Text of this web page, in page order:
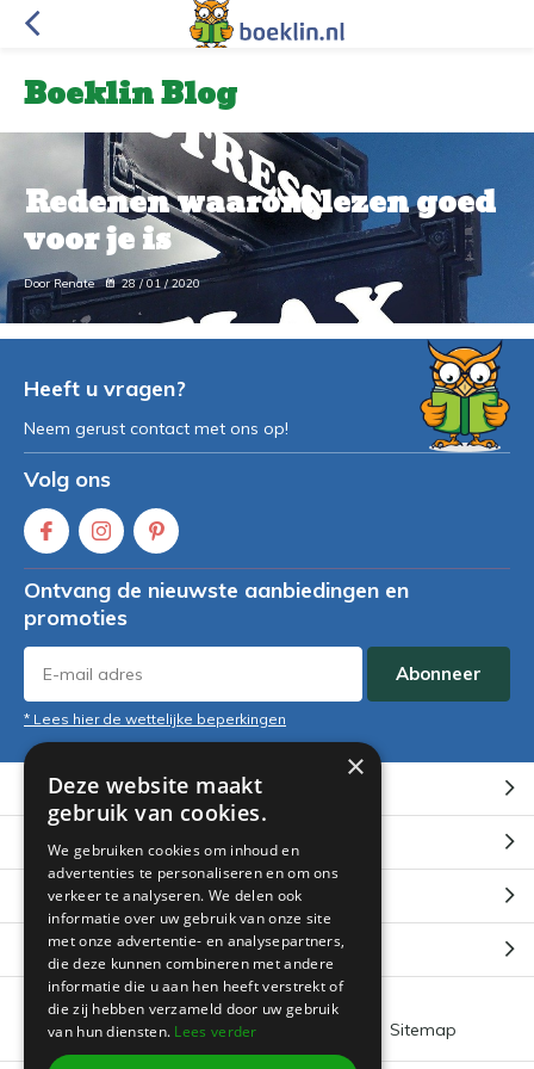
Boeklin Blog
Redenen waarom lezen goed
voor je is
Door Renate 28 / 01 / 2020
Heeft u vragen?
Neem gerust contact met ons op!
Volg ons
Ontvang de nieuwste aanbiedingen en
promoties
Abonneer
* Lees hier de wettelijke beperkingen
Klantenservice
Mijn account
Categorieën
Contact
Algemene voorwaarden Sitemap
×
Deze website maakt
gebruik van cookies.
We gebruiken cookies om inhoud en
advertenties te personaliseren en om ons
verkeer te analyseren. We delen ook
informatie over uw gebruik van onze site
met onze advertentie- en analysepartners,
die deze kunnen combineren met andere
informatie die u aan hen heeft verstrekt of
die zij hebben verzameld door uw gebruik
van hun diensten. Lees verder